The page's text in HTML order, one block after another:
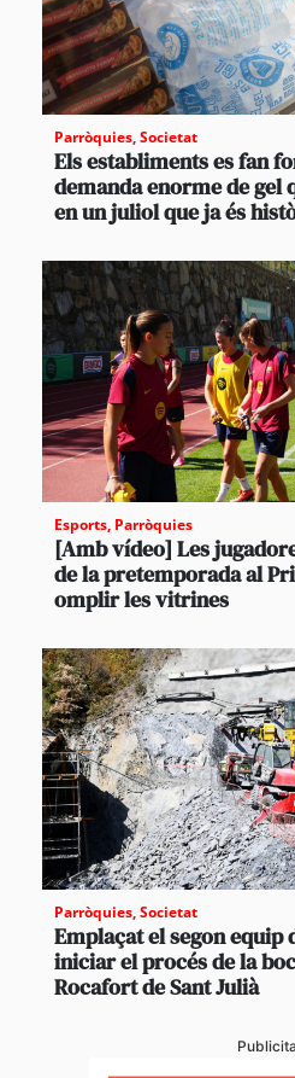
Parròquies,Societat
Els establiments es fan
demanda enorme de gel
en un juliol que ja és
Esports, Parròquies
[Amb vídeo] Les
de la pretemporada al
omplir les vitrines
Parròquies,Societat
Emplaçat el segon
iniciar el procés de la
Rocafort de Sant Julià